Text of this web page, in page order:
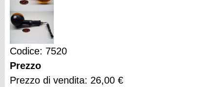
Codice: 7520
Prezzo
Prezzo di vendita: 26,00 €